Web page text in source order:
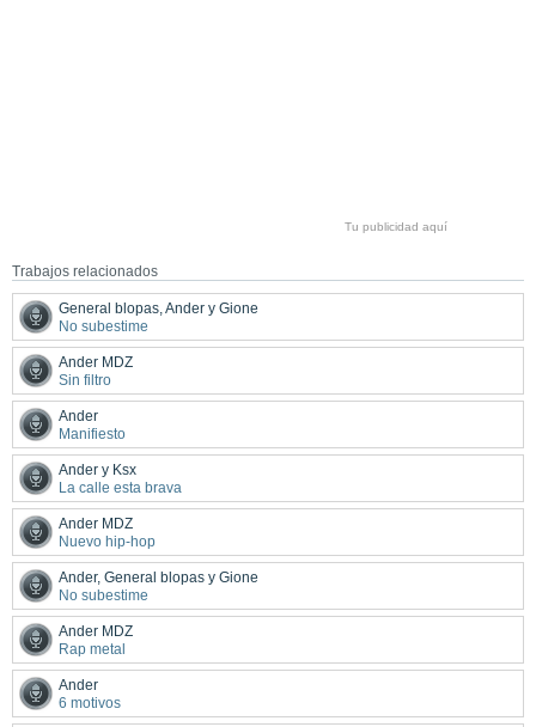
Tu publicidad aquí
Trabajos relacionados
General blopas, Ander y Gione
No subestime
Ander MDZ
Sin filtro
Ander
Manifiesto
Ander y Ksx
La calle esta brava
Ander MDZ
Nuevo hip-hop
Ander, General blopas y Gione
No subestime
Ander MDZ
Rap metal
Ander
6 motivos